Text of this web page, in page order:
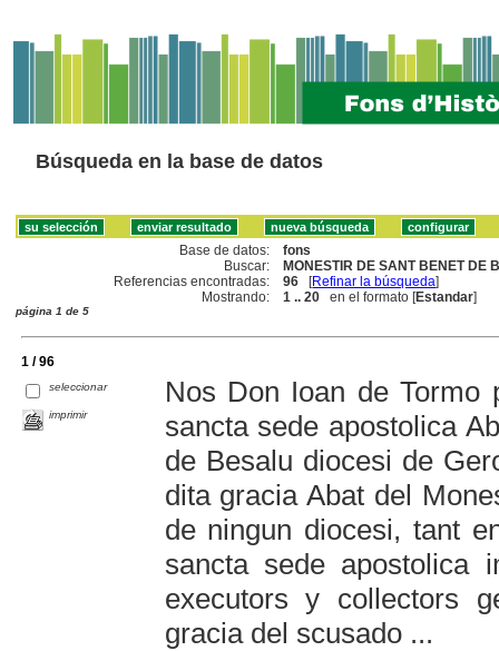
Búsqueda en la base de datos
Base de datos:
fons
Buscar:
MONESTIR DE SANT BENET DE
Referencias encontradas:
96 [Refinar la búsqueda]
Mostrando:
1 .. 20 en el formato [Estandar]
página 1 de 5
1 / 96
seleccionar
imprimir
Nos Don Ioan de
sancta sede apostolica
de Besalu diocesi de
dita gracia Abat del
de ningun diocesi, tant
sancta sede apostolica
executors y collectors
gracia del scusado ...